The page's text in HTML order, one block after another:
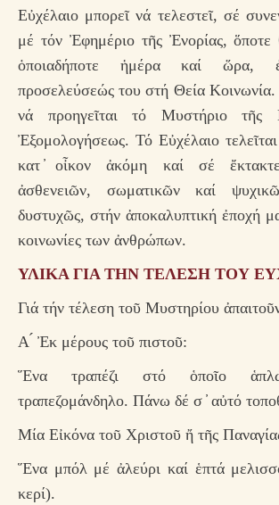
Εὐχέλαιο μπορεῖ νά τελεστεῖ, σέ
μέ τόν Ἐφημέριο τῆς Ἐνορίας, ὅποτε
ὁποιαδήποτε ἡμέρα καί ὥρα,
προσελεύσεώς του στή Θεία
νά προηγεῖται τό Μυστήριο τῆς
Ἐξομολογήσεως. Τό Εὐχέλαιο
κατ ̓οἶκον ἀκόμη καί σέ
ἀσθενειῶν, σωματικῶν καί
δυστυχῶς, στήν ἀποκαλυπτική ἐποχή
κοινωνίες των ἀνθρώπων.
ΥΛΙΚΑ ΓΙΑ ΤΗΝ ΤΕΛΕΣΗ ΤΟΥ
Γιά τήν τέλεση τοῦ Μυστηρίου
Α ́ Ἐκ μέρους τοῦ πιστοῦ:
Ἕνα τραπέζι στό ὁποῖο
τραπεζομάνδηλο. Πάνω δέ σ ̓ αὐτό
Μία Εἰκόνα τοῦ Χριστοῦ ἤ τῆς
Ἕνα μπόλ μέ ἀλεύρι καί ἑπτά
κερί).